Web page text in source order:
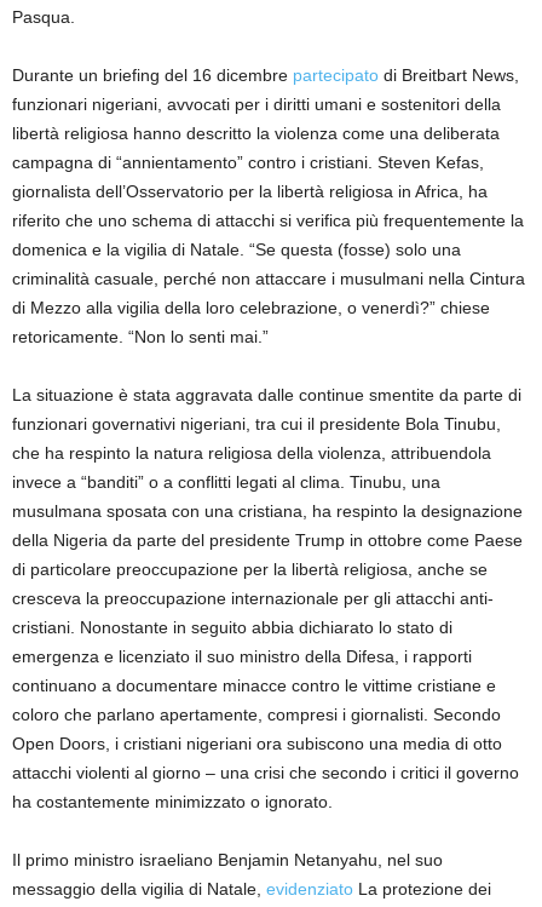
Pasqua.
Durante un briefing del 16 dicembre partecipato di Breitbart News,
funzionari nigeriani, avvocati per i diritti umani e sostenitori della
libertà religiosa hanno descritto la violenza come una deliberata
campagna di “annientamento” contro i cristiani. Steven Kefas,
giornalista dell’Osservatorio per la libertà religiosa in Africa, ha
riferito che uno schema di attacchi si verifica più frequentemente la
domenica e la vigilia di Natale. “Se questa (fosse) solo una
criminalità casuale, perché non attaccare i musulmani nella Cintura
di Mezzo alla vigilia della loro celebrazione, o venerdì?” chiese
retoricamente. “Non lo senti mai.”
La situazione è stata aggravata dalle continue smentite da parte di
funzionari governativi nigeriani, tra cui il presidente Bola Tinubu,
che ha respinto la natura religiosa della violenza, attribuendola
invece a “banditi” o a conflitti legati al clima. Tinubu, una
musulmana sposata con una cristiana, ha respinto la designazione
della Nigeria da parte del presidente Trump in ottobre come Paese
di particolare preoccupazione per la libertà religiosa, anche se
cresceva la preoccupazione internazionale per gli attacchi anti-
cristiani. Nonostante in seguito abbia dichiarato lo stato di
emergenza e licenziato il suo ministro della Difesa, i rapporti
continuano a documentare minacce contro le vittime cristiane e
coloro che parlano apertamente, compresi i giornalisti. Secondo
Open Doors, i cristiani nigeriani ora subiscono una media di otto
attacchi violenti al giorno – una crisi che secondo i critici il governo
ha costantemente minimizzato o ignorato.
Il primo ministro israeliano Benjamin Netanyahu, nel suo
messaggio della vigilia di Natale, evidenziato La protezione dei